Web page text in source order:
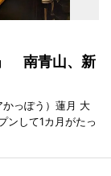
南青山、新
っぽう）蓮月 大
ンして1カ月がたっ